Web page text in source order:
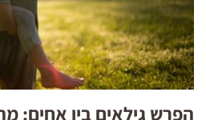
הפרש גילאים בין אחים: